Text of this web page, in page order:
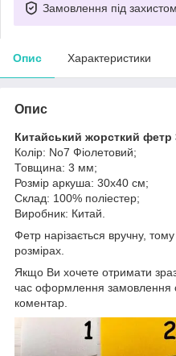
Замовлення під захистом
Опис Характеристики
Опис
Китайський жорсткий фетр
Колір: No7 Фіолетовий;
Товщина: 3 мм;
Розмір аркуша: 30х40 см;
Склад: 100% поліестер;
Виробник: Китай.
Фетр нарізається вручну,
розмірах.
Якщо Ви хочете отримати
час оформлення замовлення
коментар.